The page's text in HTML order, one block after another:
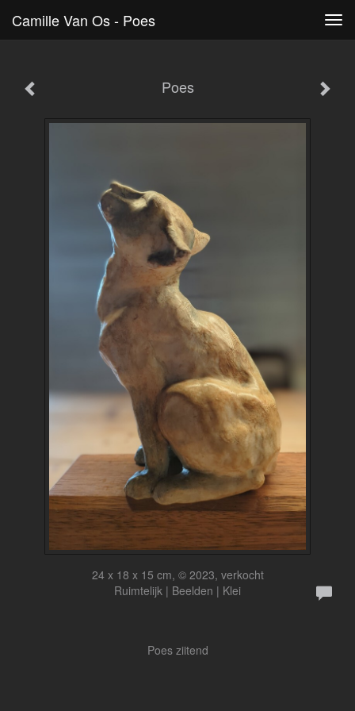
Camille Van Os - Poes
Poes
24 x 18 x 15 cm, © 2023, verkocht
Ruimtelijk | Beelden | Klei
Poes ziitend